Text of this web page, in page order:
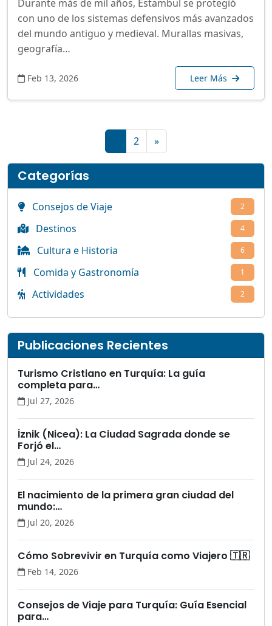
Durante más de mil años, Estambul se protegió
con uno de los sistemas defensivos más avanzados
del mundo antiguo y medieval. Murallas masivas,
geografía…
Feb 13, 2026 Leer Más
2 »
Categorías
Consejos de Viaje 2
Destinos 4
Cultura e Historia 6
Comida y Gastronomía 1
Actividades 2
Publicaciones Recientes
Turismo Cristiano en Turquía: La guía
completa para…
Jul 27, 2026
İznik (Nicea): La Ciudad Sagrada donde se
Forjó el…
Jul 24, 2026
El nacimiento de la primera gran ciudad del
mundo:…
Jul 20, 2026
Cómo Sobrevivir en Turquía como Viajero 🇹🇷
Feb 14, 2026
Consejos de Viaje para Turquía: Guía Esencial
para…